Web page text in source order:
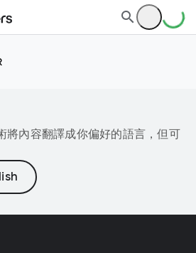
將內容翻譯成你偏好的語言，但可